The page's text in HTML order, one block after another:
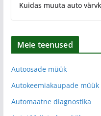
Kuidas muuta auto
Meie teenused
Autoosade müük
Autokeemiakaupade müük
Automaatne diagnostika